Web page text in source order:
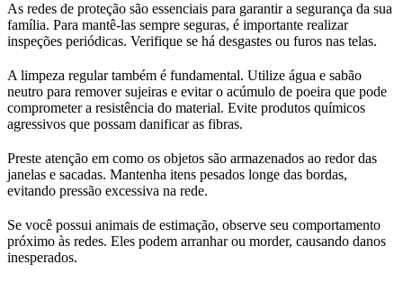
As redes de proteção são essenciais para garantir a segurança da sua
família. Para mantê-las sempre seguras, é importante realizar
inspeções periódicas. Verifique se há desgastes ou furos nas telas.
A limpeza regular também é fundamental. Utilize água e sabão
neutro para remover sujeiras e evitar o acúmulo de poeira que pode
comprometer a resistência do material. Evite produtos químicos
agressivos que possam danificar as fibras.
Preste atenção em como os objetos são armazenados ao redor das
janelas e sacadas. Mantenha itens pesados longe das bordas,
evitando pressão excessiva na rede.
Se você possui animais de estimação, observe seu comportamento
próximo às redes. Eles podem arranhar ou morder, causando danos
inesperados.